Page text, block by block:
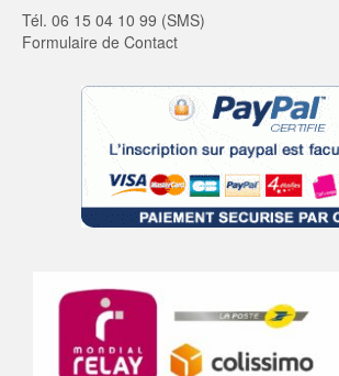
Tél. 06 15 04 10 99 (SMS)
Formulaire de Contact